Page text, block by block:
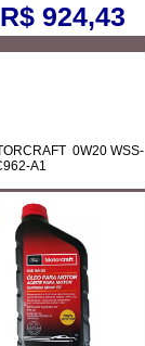
R$ 924,43
0W20 WSS-
A1